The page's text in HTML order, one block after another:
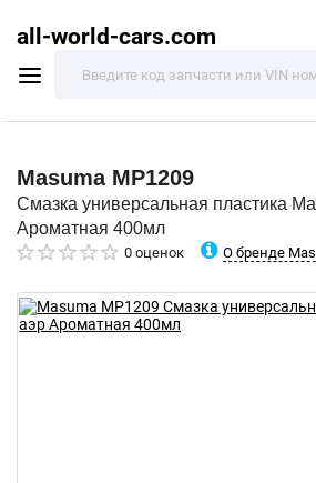
all-world-cars.com
Masuma MP1209
Смазка универсальная пластика
Ароматная 400мл
0 оценок О бренде